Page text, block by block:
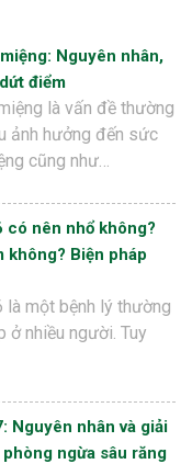
Nguyên nhân,
điểm
là vấn đề thường
ảnh hưởng đến sức
cũng như…
có nên nhổ không?
không? Biện pháp
là một bệnh lý thường
ở nhiều người. Tuy
Nguyên nhân và giải
ngừa sâu răng